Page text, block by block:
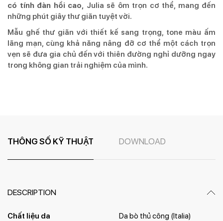
có tính đàn hồi cao, Julia sẽ ôm trọn cơ thể, mang đến
những phút giây thư giãn tuyệt vời.
Mẫu ghế thư giãn với thiết kế sang trọng, tone màu ấm
lãng mạn, cùng khả năng nâng đỡ cơ thể một cách trọn
vẹn sẽ đưa gia chủ đến với thiên đường nghỉ dưỡng ngay
trong không gian trải nghiệm của mình.
THÔNG SỐ KỸ THUẬT DOWNLOAD
DESCRIPTION
Chất liệu da
Da bò thủ công (Italia)